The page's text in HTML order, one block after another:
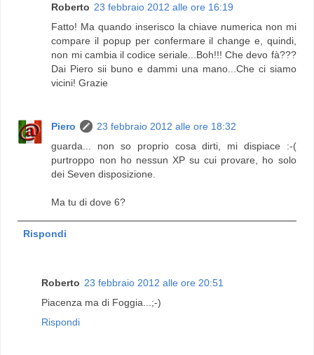
Roberto 23 febbraio 2012 alle ore 16:19
Fatto! Ma quando inserisco la chiave numerica non mi
compare il popup per confermare il change e, quindi,
non mi cambia il codice seriale...Boh!!! Che devo fà???
Dai Piero sii buno e dammi una mano...Che ci siamo
vicini! Grazie
Piero
23 febbraio 2012 alle ore 18:32
guarda... non so proprio cosa dirti, mi dispiace :-(
purtroppo non ho nessun XP su cui provare, ho solo
dei Seven disposizione.
Ma tu di dove 6?
Rispondi
Roberto 23 febbraio 2012 alle ore 20:51
Piacenza ma di Foggia...;-)
Rispondi